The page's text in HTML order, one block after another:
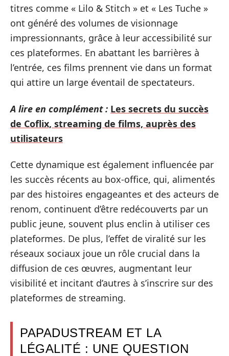
titres comme « Lilo & Stitch » et « Les Tuche »
ont généré des volumes de visionnage
impressionnants, grâce à leur accessibilité sur
ces plateformes. En abattant les barrières à
l’entrée, ces films prennent vie dans un format
qui attire un large éventail de spectateurs.
A lire en complément : Les secrets du succès
de Coflix, streaming de films, auprès des
utilisateurs
Cette dynamique est également influencée par
les succès récents au box-office, qui, alimentés
par des histoires engageantes et des acteurs de
renom, continuent d’être redécouverts par un
public jeune, souvent plus enclin à utiliser ces
plateformes. De plus, l’effet de viralité sur les
réseaux sociaux joue un rôle crucial dans la
diffusion de ces œuvres, augmentant leur
visibilité et incitant d’autres à s’inscrire sur des
plateformes de streaming.
PAPADUSTREAM ET LA
LÉGALITÉ : UNE QUESTION